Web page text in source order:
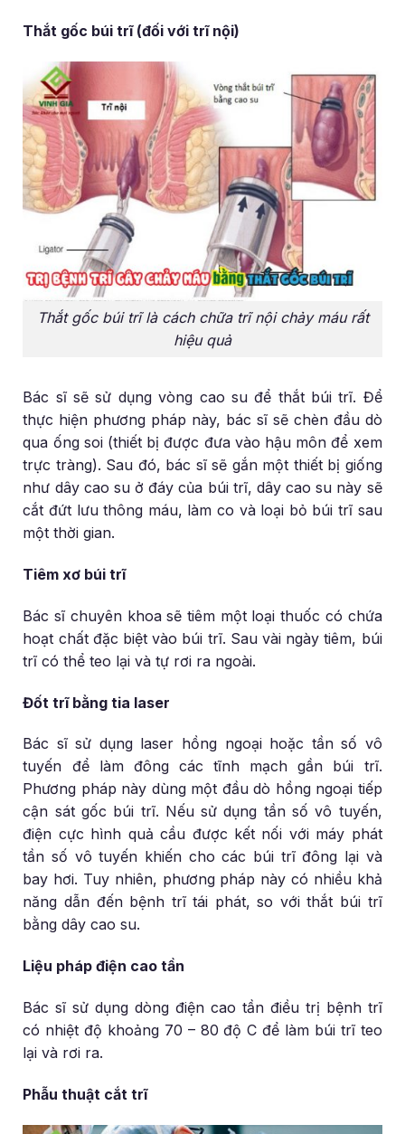
Thắt gốc búi trĩ (đối với trĩ nội)
Thắt gốc búi trĩ là cách chữa trĩ nội chảy máu rất
hiệu quả
Bác sĩ sẽ sử dụng vòng cao su để thắt búi trĩ. Để
thực hiện phương pháp này, bác sĩ sẽ chèn đầu dò
qua ống soi (thiết bị được đưa vào hậu môn để xem
trực tràng). Sau đó, bác sĩ sẽ gắn một thiết bị giống
như dây cao su ở đáy của búi trĩ, dây cao su này sẽ
cắt đứt lưu thông máu, làm co và loại bỏ búi trĩ sau
một thời gian.
Tiêm xơ búi trĩ
Bác sĩ chuyên khoa sẽ tiêm một loại thuốc có chứa
hoạt chất đặc biệt vào búi trĩ. Sau vài ngày tiêm, búi
trĩ có thể teo lại và tự rơi ra ngoài.
Đốt trĩ bằng tia laser
Bác sĩ sử dụng laser hồng ngoại hoặc tần số vô
tuyến để làm đông các tĩnh mạch gần búi trĩ.
Phương pháp này dùng một đầu dò hồng ngoại tiếp
cận sát gốc búi trĩ. Nếu sử dụng tần số vô tuyến,
điện cực hình quả cầu được kết nối với máy phát
tần số vô tuyến khiến cho các búi trĩ đông lại và
bay hơi. Tuy nhiên, phương pháp này có nhiều khả
năng dẫn đến bệnh trĩ tái phát, so với thắt búi trĩ
bằng dây cao su.
Liệu pháp điện cao tần
Bác sĩ sử dụng dòng điện cao tần điều trị bệnh trĩ
có nhiệt độ khoảng 70 – 80 độ C để làm búi trĩ teo
lại và rơi ra.
Phẫu thuật cắt trĩ